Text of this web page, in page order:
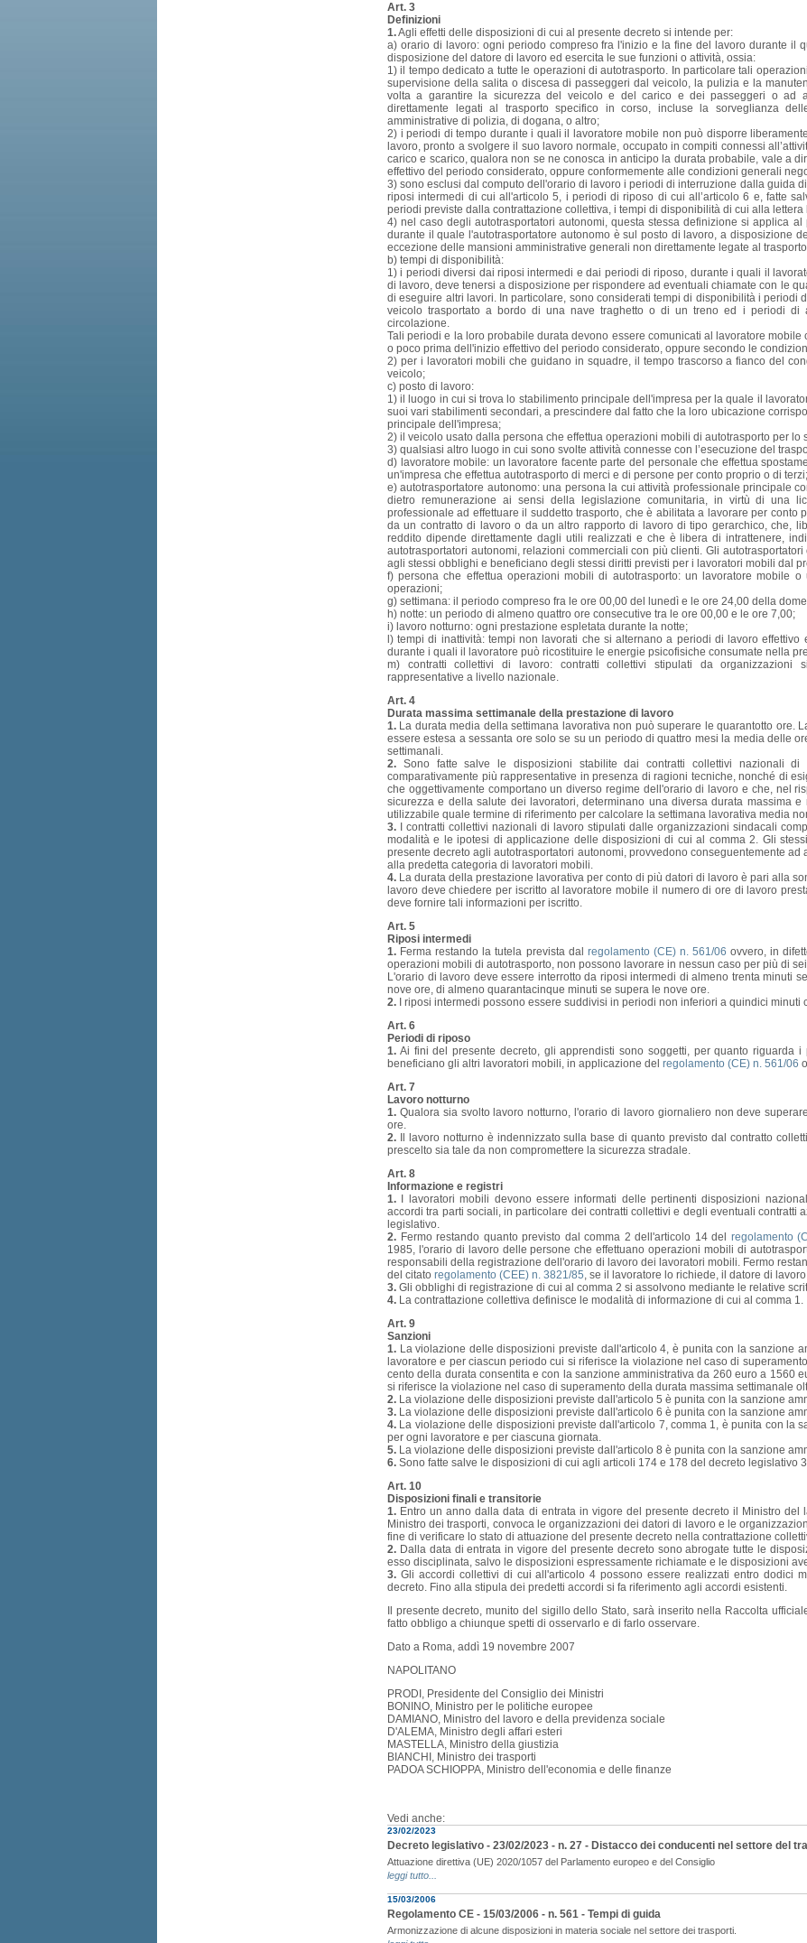
Art. 3
Definizioni
1.Agli effetti delle disposizioni di cui al presente decreto si intende per:
a) orario di lavoro: ogni periodo compreso fra l'inizio e la fine del lavoro durante il
disposizione del datore di lavoro ed esercita le sue funzioni o attività, ossia:
1) il tempo dedicato a tutte le operazioni di autotrasporto. In particolare tali
supervisione della salita o discesa di passeggeri dal veicolo, la pulizia e la
volta a garantire la sicurezza del veicolo e del carico e dei passeggeri o ad
direttamente legati al trasporto specifico in corso, incluse la sorveglianza
amministrative di polizia, di dogana, o altro;
2) i periodi di tempo durante i quali il lavoratore mobile non può disporre
lavoro, pronto a svolgere il suo lavoro normale, occupato in compiti connessi
carico e scarico, qualora non se ne conosca in anticipo la durata probabile, vale a
effettivo del periodo considerato, oppure conformemente alle condizioni generali
3) sono esclusi dal computo dell'orario di lavoro i periodi di interruzione dalla guida
riposi intermedi di cui all'articolo 5, i periodi di riposo di cui all’articolo 6 e, fatte
periodi previste dalla contrattazione collettiva, i tempi di disponibilità di cui alla lettera
4) nel caso degli autotrasportatori autonomi, questa stessa definizione si applica
durante il quale l'autotrasportatore autonomo è sul posto di lavoro, a disposizione
eccezione delle mansioni amministrative generali non direttamente legate al
b) tempi di disponibilità:
1) i periodi diversi dai riposi intermedi e dai periodi di riposo, durante i quali il
di lavoro, deve tenersi a disposizione per rispondere ad eventuali chiamate con le
di eseguire altri lavori. In particolare, sono considerati tempi di disponibilità i periodi
veicolo trasportato a bordo di una nave traghetto o di un treno ed i periodi
circolazione.
Tali periodi e la loro probabile durata devono essere comunicati al lavoratore
o poco prima dell'inizio effettivo del periodo considerato, oppure secondo le
2) per i lavoratori mobili che guidano in squadre, il tempo trascorso a fianco del
veicolo;
c) posto di lavoro:
1) il luogo in cui si trova lo stabilimento principale dell'impresa per la quale il
suoi vari stabilimenti secondari, a prescindere dal fatto che la loro ubicazione
principale dell'impresa;
2) il veicolo usato dalla persona che effettua operazioni mobili di autotrasporto per lo
3) qualsiasi altro luogo in cui sono svolte attività connesse con l’esecuzione del
d) lavoratore mobile: un lavoratore facente parte del personale che effettua
un'impresa che effettua autotrasporto di merci e di persone per conto proprio o di terzi;
e) autotrasportatore autonomo: una persona la cui attività professionale principale
dietro remunerazione ai sensi della legislazione comunitaria, in virtù di una
professionale ad effettuare il suddetto trasporto, che è abilitata a lavorare per
da un contratto di lavoro o da un altro rapporto di lavoro di tipo gerarchico, che,
reddito dipende direttamente dagli utili realizzati e che è libera di intrattenere,
autotrasportatori autonomi, relazioni commerciali con più clienti. Gli
agli stessi obblighi e beneficiano degli stessi diritti previsti per i lavoratori mobili dal
f) persona che effettua operazioni mobili di autotrasporto: un lavoratore mobile o
operazioni;
g) settimana: il periodo compreso fra le ore 00,00 del lunedì e le ore 24,00 della
h) notte: un periodo di almeno quattro ore consecutive tra le ore 00,00 e le ore 7,00;
i) lavoro notturno: ogni prestazione espletata durante la notte;
l) tempi di inattività: tempi non lavorati che si alternano a periodi di lavoro
durante i quali il lavoratore può ricostituire le energie psicofisiche consumate nella
m) contratti collettivi di lavoro: contratti collettivi stipulati da organizzazioni
rappresentative a livello nazionale.
Art. 4
Durata massima settimanale della prestazione di lavoro
1. La durata media della settimana lavorativa non può superare le quarantotto ore.
essere estesa a sessanta ore solo se su un periodo di quattro mesi la media delle
settimanali.
2. Sono fatte salve le disposizioni stabilite dai contratti collettivi nazionali di
comparativamente più rappresentative in presenza di ragioni tecniche, nonché di
che oggettivamente comportano un diverso regime dell'orario di lavoro e che, nel
sicurezza e della salute dei lavoratori, determinano una diversa durata massima
utilizzabile quale termine di riferimento per calcolare la settimana lavorativa media
3. I contratti collettivi nazionali di lavoro stipulati dalle organizzazioni sindacali
modalità e le ipotesi di applicazione delle disposizioni di cui al comma 2. Gli
presente decreto agli autotrasportatori autonomi, provvedono conseguentemente
alla predetta categoria di lavoratori mobili.
4. La durata della prestazione lavorativa per conto di più datori di lavoro è pari alla
lavoro deve chiedere per iscritto al lavoratore mobile il numero di ore di lavoro
deve fornire tali informazioni per iscritto.
Art. 5
Riposi intermedi
1. Ferma restando la tutela prevista dal regolamento (CE) n. 561/06 ovvero, in
operazioni mobili di autotrasporto, non possono lavorare in nessun caso per più di
L'orario di lavoro deve essere interrotto da riposi intermedi di almeno trenta minuti
nove ore, di almeno quarantacinque minuti se supera le nove ore.
2. I riposi intermedi possono essere suddivisi in periodi non inferiori a quindici minuti
Art. 6
Periodi di riposo
1. Ai fini del presente decreto, gli apprendisti sono soggetti, per quanto riguarda
beneficiano gli altri lavoratori mobili, in applicazione del regolamento (CE) n. 561/06
Art. 7
Lavoro notturno
1. Qualora sia svolto lavoro notturno, l'orario di lavoro giornaliero non deve
ore.
2. Il lavoro notturno è indennizzato sulla base di quanto previsto dal contratto
prescelto sia tale da non compromettere la sicurezza stradale.
Art. 8
Informazione e registri
1. I lavoratori mobili devono essere informati delle pertinenti disposizioni
accordi tra parti sociali, in particolare dei contratti collettivi e degli eventuali contratti
legislativo.
2. Fermo restando quanto previsto dal comma 2 dell'articolo 14 del regolamento
1985, l'orario di lavoro delle persone che effettuano operazioni mobili di
responsabili della registrazione dell'orario di lavoro dei lavoratori mobili. Fermo
del citato regolamento (CEE) n. 3821/85, se il lavoratore lo richiede, il datore di
3. Gli obblighi di registrazione di cui al comma 2 si assolvono mediante le relative
4. La contrattazione collettiva definisce le modalità di informazione di cui al comma 1.
Art. 9
Sanzioni
1. La violazione delle disposizioni previste dall'articolo 4, è punita con la sanzione
lavoratore e per ciascun periodo cui si riferisce la violazione nel caso di
cento della durata consentita e con la sanzione amministrativa da 260 euro a 1560
si riferisce la violazione nel caso di superamento della durata massima settimanale
2. La violazione delle disposizioni previste dall'articolo 5 è punita con la sanzione
3. La violazione delle disposizioni previste dall'articolo 6 è punita con la sanzione
4. La violazione delle disposizioni previste dall'articolo 7, comma 1, è punita con la
per ogni lavoratore e per ciascuna giornata.
5. La violazione delle disposizioni previste dall'articolo 8 è punita con la sanzione
6. Sono fatte salve le disposizioni di cui agli articoli 174 e 178 del decreto legislativo
Art. 10
Disposizioni finali e transitorie
1. Entro un anno dalla data di entrata in vigore del presente decreto il Ministro del
Ministro dei trasporti, convoca le organizzazioni dei datori di lavoro e le
fine di verificare lo stato di attuazione del presente decreto nella contrattazione
2. Dalla data di entrata in vigore del presente decreto sono abrogate tutte le
esso disciplinata, salvo le disposizioni espressamente richiamate e le disposizioni
3. Gli accordi collettivi di cui all'articolo 4 possono essere realizzati entro dodici
decreto. Fino alla stipula dei predetti accordi si fa riferimento agli accordi esistenti.
Il presente decreto, munito del sigillo dello Stato, sarà inserito nella Raccolta
fatto obbligo a chiunque spetti di osservarlo e di farlo osservare.
Dato a Roma, addì 19 novembre 2007
NAPOLITANO
PRODI, Presidente del Consiglio dei Ministri
BONINO, Ministro per le politiche europee
DAMIANO, Ministro del lavoro e della previdenza sociale
D'ALEMA, Ministro degli affari esteri
MASTELLA, Ministro della giustizia
BIANCHI, Ministro dei trasporti
PADOA SCHIOPPA, Ministro dell'economia e delle finanze
Vedi anche:
23/02/2023
Decreto legislativo - 23/02/2023 - n. 27 - Distacco dei conducenti nel settore del
Attuazione direttiva (UE) 2020/1057 del Parlamento europeo e del Consiglio
leggi tutto...
15/03/2006
Regolamento CE - 15/03/2006 - n. 561 - Tempi di guida
Armonizzazione di alcune disposizioni in materia sociale nel settore dei trasporti.